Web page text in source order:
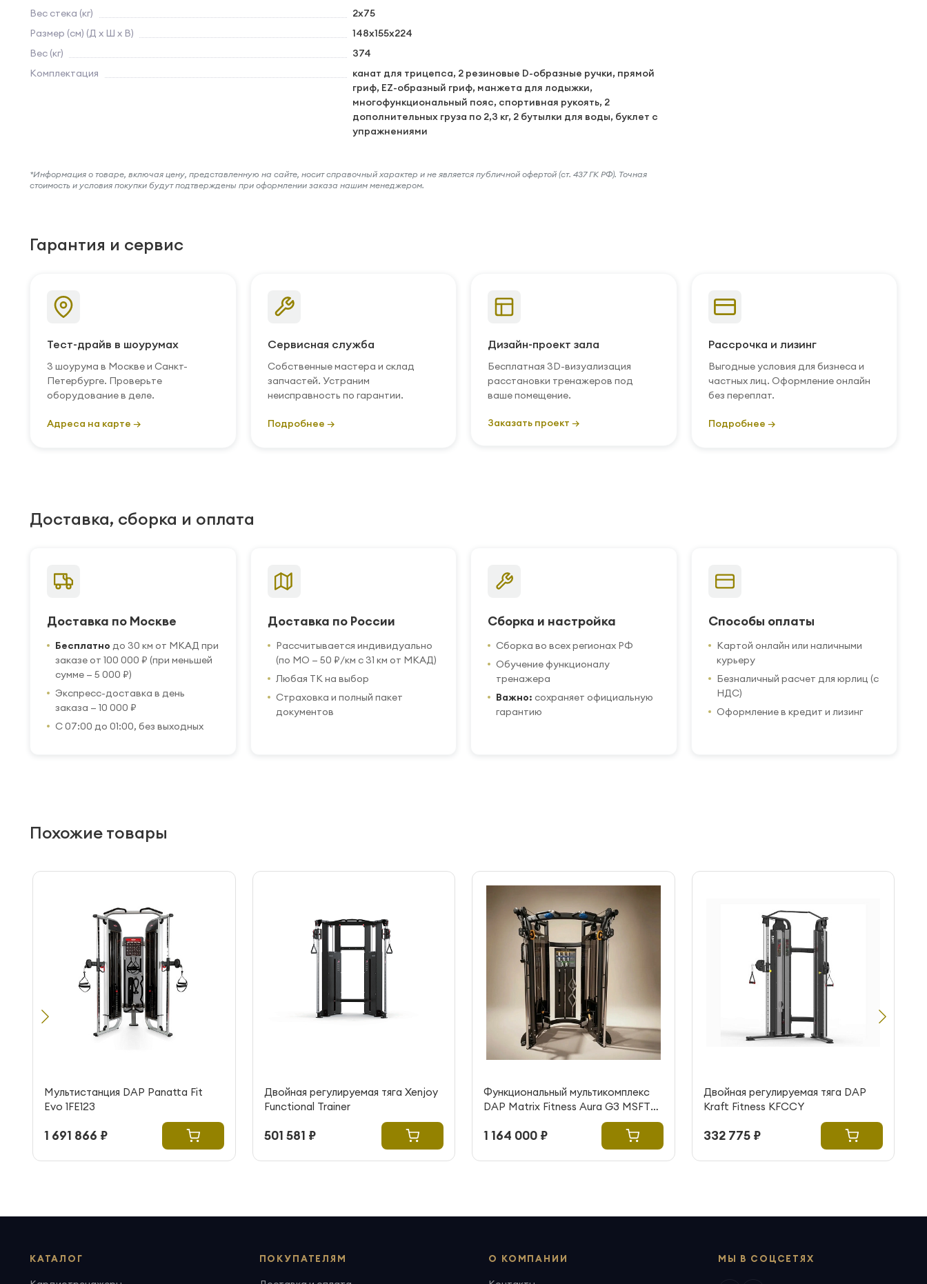
Вес стека (кг)
2х75
Размер (см) (Д х Ш х В)
148х155х224
Вес (кг)
374
Комплектация
канат для трицепса, 2 резиновые D-образные ручки, прямой
гриф, EZ-образный гриф, манжета для лодыжки,
многофункциональный пояс, спортивная рукоять, 2
дополнительных груза по 2,3 кг, 2 бутылки для воды, буклет с
упражнениями
*Информация о товаре, включая цену, представленную на сайте, носит справочный характер и не является публичной офертой (ст. 437 ГК РФ). Точная
стоимость и условия покупки будут подтверждены при оформлении заказа нашим менеджером.
Гарантия и сервис
Тест-драйв в шоурумах
3 шоурума в Москве и Санкт-
Петербурге. Проверьте
оборудование в деле.
Адреса на карте →
Сервисная служба
Собственные мастера и склад
запчастей. Устраним
неисправность по гарантии.
Подробнее →
Дизайн-проект зала
Бесплатная 3D-визуализация
расстановки тренажеров под
ваше помещение.
Заказать проект →
Рассрочка и лизинг
Выгодные условия для бизнеса и
частных лиц. Оформление онлайн
без переплат.
Подробнее →
Доставка, сборка и оплата
Доставка по Москве
Бесплатно до 30 км от МКАД при
заказе от 100 000 ₽ (при меньшей
сумме — 5 000 ₽)
Экспресс-доставка в день
заказа — 10 000 ₽
С 07:00 до 01:00, без выходных
Доставка по России
Рассчитывается индивидуально
(по МО — 50 ₽/км с 31 км от МКАД)
Любая ТК на выбор
Страховка и полный пакет
документов
Сборка и настройка
Сборка во всех регионах РФ
Обучение функционалу
тренажера
Важно: сохраняет официальную
гарантию
Способы оплаты
Картой онлайн или наличными
курьеру
Безналичный расчет для юрлиц (с
НДС)
Оформление в кредит и лизинг
Похожие товары
Мультистанция DAP Panatta Fit
Evo 1FE123
1 691 866 ₽
Двойная регулируемая тяга Xenjoy
Functional Trainer
501 581 ₽
Функциональный мультикомплекс
DAP Matrix Fitness Aura G3 MSFT
300 (витринный образец)
1 164 000 ₽
Двойная регулируемая тяга DAP
Kraft Fitness KFCCY
332 775 ₽
КАТАЛОГ ПОКУПАТЕЛЯМ О КОМПАНИИ МЫ В СОЦСЕТЯХ